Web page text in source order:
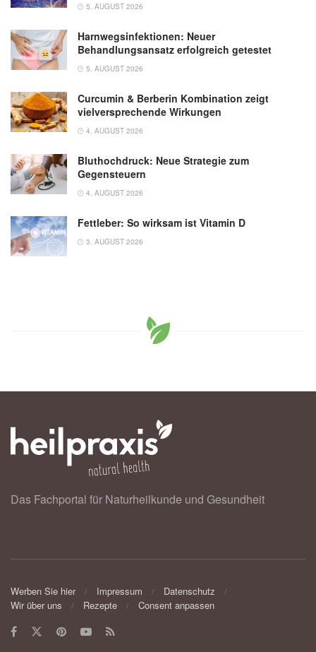
5. AUGUST 2026
Harnwegsinfektionen: Neuer
Behandlungsansatz erfolgreich getestet
5. AUGUST 2026
Curcumin & Berberin Kombination zeigt
vielversprechende Wirkungen
4. AUGUST 2026
Bluthochdruck: Neue Strategie zum
Gegensteuern
4. AUGUST 2026
Fettleber: So wirksam ist Vitamin D
3. AUGUST 2026
Das Fachportal für Naturheilkunde und Gesundheit
Werben Sie hier Impressum
Datenschutz
Wir über uns
Rezepte Consent anpassen